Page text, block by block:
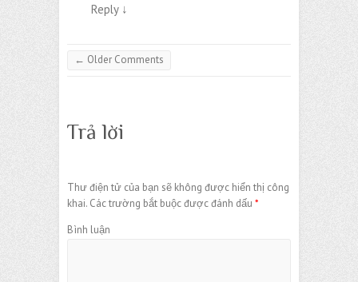
Reply ↓
Comment navigation
← Older Comments
Trả lời
Thư điện tử của bạn sẽ không được hiển thị công
khai. Các trường bắt buộc được đánh dấu *
Bình luận